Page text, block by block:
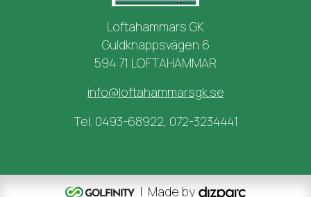
Loftahammars GK
Guldknappsvägen 6
594 71 LOFTAHAMMAR
info@loftahammarsgk.se
Tel. 0493-68922, 072-3234441
| Made by